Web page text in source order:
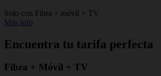
Solo con Fibra + móvil + TV
Más info
Encuentra tu tarifa perfecta
Fibra + Móvil + TV